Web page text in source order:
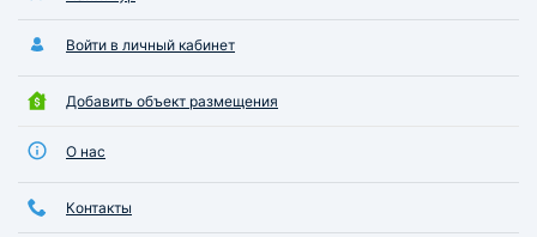
Войти в личный кабинет
Добавить объект размещения
О нас
Контакты